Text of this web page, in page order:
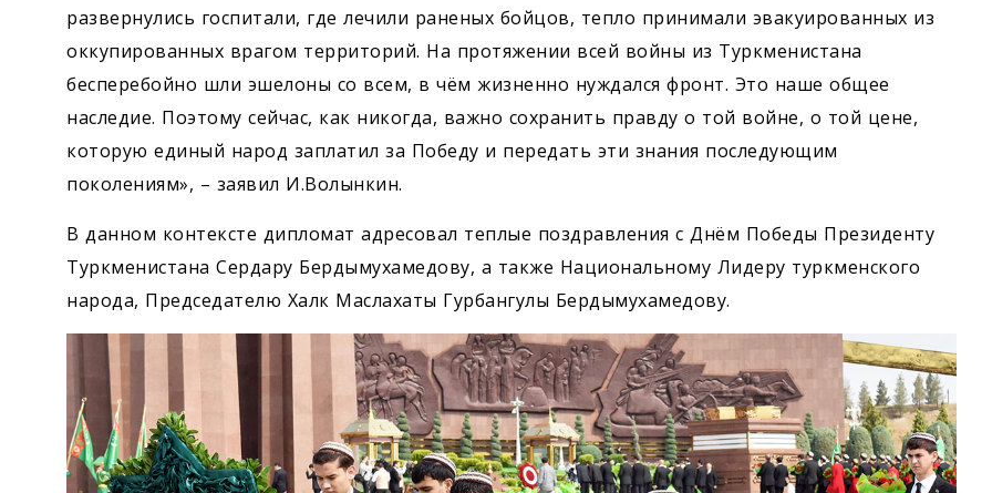
развернулись госпитали, где лечили раненых бойцов, тепло принимали эвакуированных из
оккупированных врагом территорий. На протяжении всей войны из Туркменистана
бесперебойно шли эшелоны со всем, в чём жизненно нуждался фронт. Это наше общее
наследие. Поэтому сейчас, как никогда, важно сохранить правду о той войне, о той цене,
которую единый народ заплатил за Победу и передать эти знания последующим
поколениям», – заявил И.Волынкин.
В данном контексте дипломат адресовал теплые поздравления с Днём Победы Президенту
Туркменистана Сердару Бердымухамедову, а также Национальному Лидеру туркменского
народа, Председателю Халк Маслахаты Гурбангулы Бердымухамедову.